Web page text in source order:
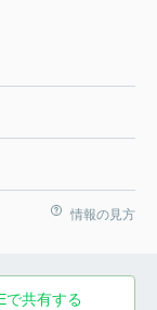
情報の見方
で共有する